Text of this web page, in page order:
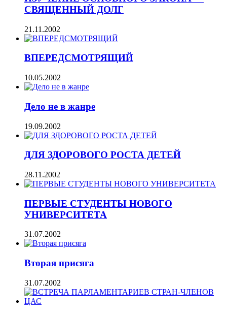
СВЯЩЕННЫЙ ДОЛГ
21.11.2002
ВПЕРЕДСМОТРЯЩИЙ
10.05.2002
Дело не в жанре
19.09.2002
ДЛЯ ЗДОРОВОГО РОСТА ДЕТЕЙ
28.11.2002
ПЕРВЫЕ СТУДЕНТЫ НОВОГО
УНИВЕРСИТЕТА
31.07.2002
Вторая присяга
31.07.2002